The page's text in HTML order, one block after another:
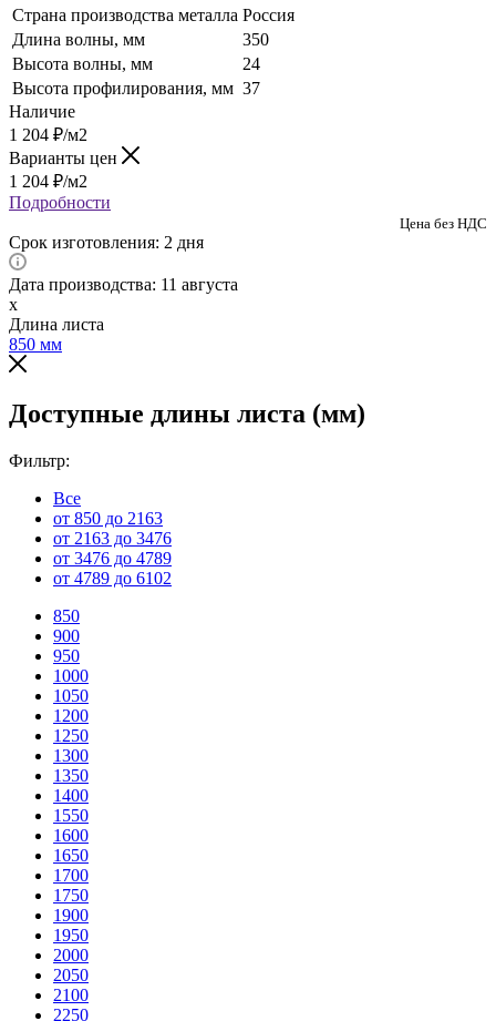
Страна производства металла Россия
Длина волны, мм
350
Высота волны, мм
24
Высота профилирования, мм 37
Наличие
1 204 ₽/м2
Варианты цен
1 204 ₽/м2
Подробности
Цена без НДС
Срок изготовления: 2 дня
Дата производства: 11 августа
x
Длина листа
850 мм
Доступные длины листа (мм)
Фильтр:
Все
от 850 до 2163
от 2163 до 3476
от 3476 до 4789
от 4789 до 6102
850
900
950
1000
1050
1200
1250
1300
1350
1400
1550
1600
1650
1700
1750
1900
1950
2000
2050
2100
2250